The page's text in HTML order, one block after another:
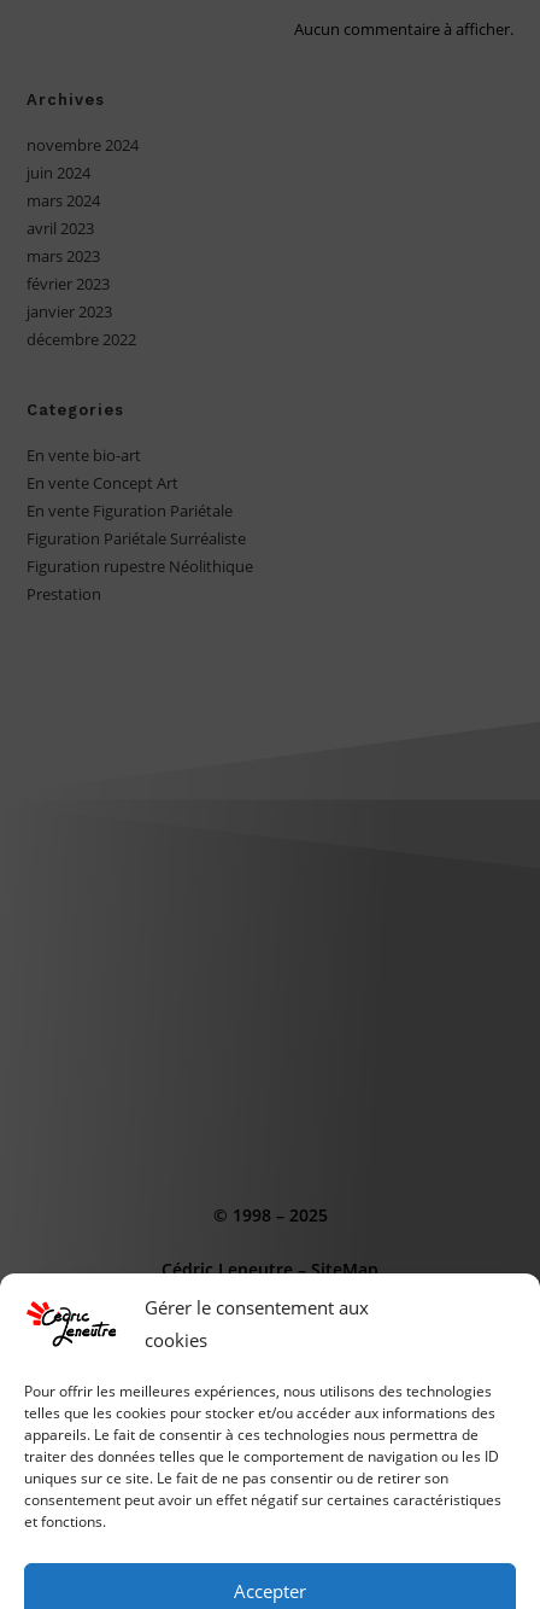
Gérer le consentement aux
cookies
Pour offrir les meilleures expériences, nous utilisons des technologies
telles que les cookies pour stocker et/ou accéder aux informations des
appareils. Le fait de consentir à ces technologies nous permettra de
traiter des données telles que le comportement de navigation ou les ID
uniques sur ce site. Le fait de ne pas consentir ou de retirer son
consentement peut avoir un effet négatif sur certaines caractéristiques
et fonctions.
Accepter
Aucun commentaire à afficher.
Archives
novembre 2024
juin 2024
mars 2024
avril 2023
mars 2023
février 2023
janvier 2023
décembre 2022
Categories
En vente bio-art
En vente Concept Art
En vente Figuration Pariétale
Figuration Pariétale Surréaliste
Figuration rupestre Néolithique
Prestation
© 1998 – 2025
Cédric Leneutre–SiteMap
CE SITE EST SOUTENUS PAR :
AGENCE WEB OdD